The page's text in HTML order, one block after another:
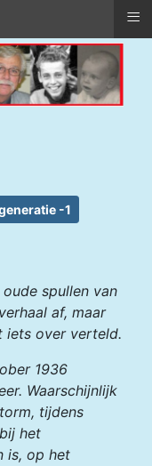
-1
spullen van
af, maar
iets over verteld.
1936
Waarschijnlijk
tijdens
het
is, op het
≡